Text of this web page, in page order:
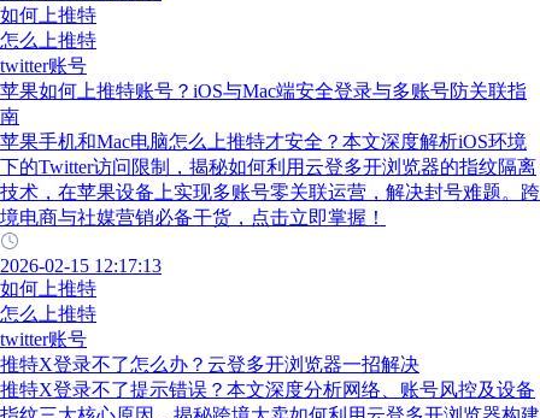
如何上推特
怎么上推特
twitter账号
苹果如何上推特账号？iOS与Mac端安全登录与多账号防关联指
南
苹果手机和Mac电脑怎么上推特才安全？本文深度解析iOS环境
下的Twitter访问限制，揭秘如何利用云登多开浏览器的指纹隔离
技术，在苹果设备上实现多账号零关联运营，解决封号难题。跨
境电商与社媒营销必备干货，点击立即掌握！
2026-02-15 12:17:13
如何上推特
怎么上推特
twitter账号
推特X登录不了怎么办？云登多开浏览器一招解决
推特X登录不了提示错误？本文深度分析网络、账号风控及设备